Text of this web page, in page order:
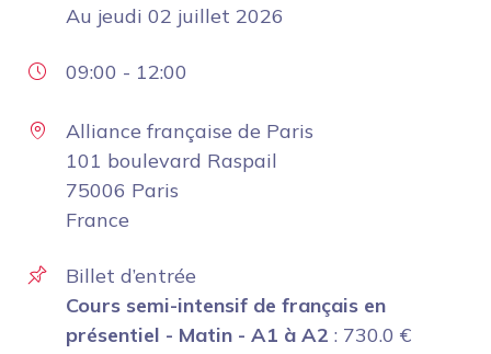
Au jeudi 02 juillet 2026
09:00 - 12:00
Alliance française de Paris
101 boulevard Raspail
75006 Paris
France
Billet d’entrée
Cours semi-intensif de français en
présentiel - Matin - A1 à A2 : 730.0 €